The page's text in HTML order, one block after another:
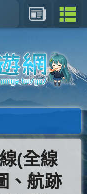
(全線
、航跡